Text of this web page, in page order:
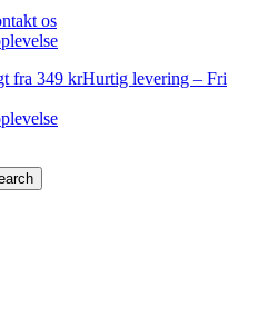
os
Hurtig levering – Fri